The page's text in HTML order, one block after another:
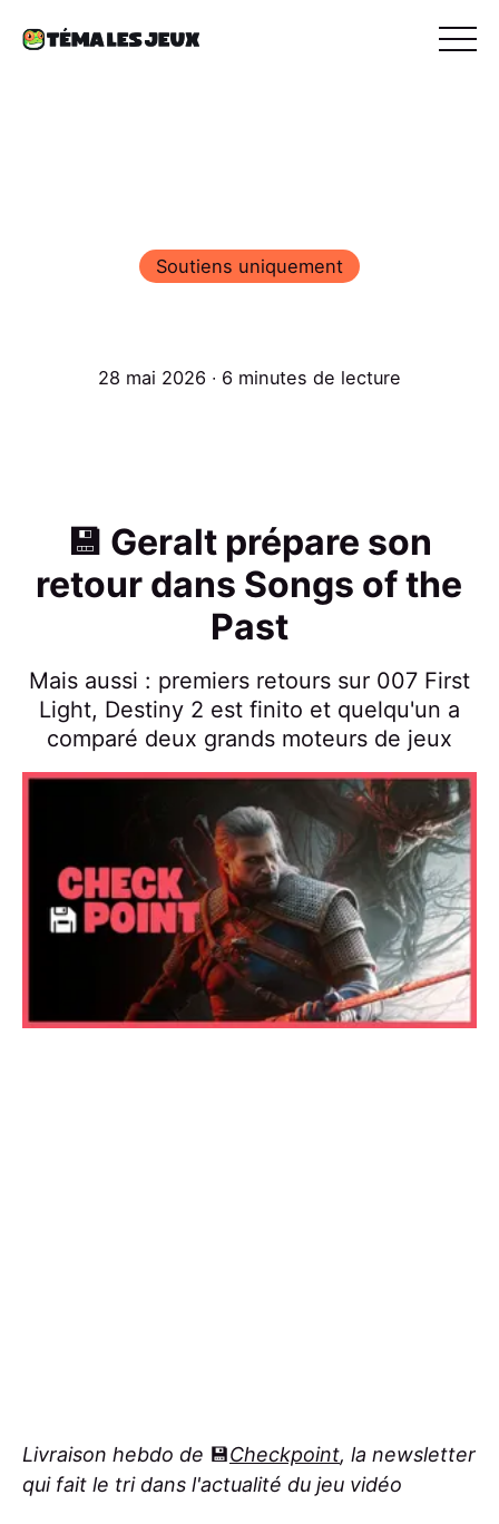
Soutiens uniquement
28 mai 2026 ∙ 6 minutes de lecture
💾 Geralt prépare son
retour dans Songs of the
Past
Mais aussi : premiers retours sur 007 First
Light, Destiny 2 est finito et quelqu'un a
comparé deux grands moteurs de jeux
Livraison hebdo de 💾Checkpoint, la newsletter
qui fait le tri dans l'actualité du jeu vidéo